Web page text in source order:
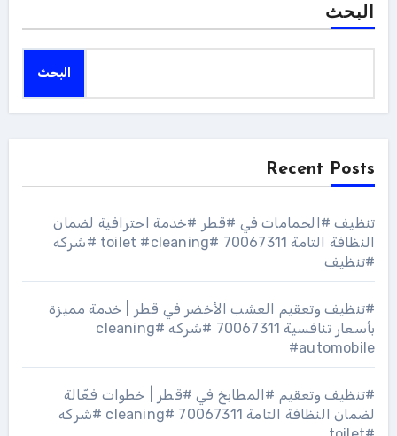
البحث
البحث
Recent Posts
تنظيف #الحمامات في #قطر #خدمة احترافية لضمان
النظافة التامة 70067311 #toilet #cleaning #شركه
#تنظيف
#تنظيف وتعقيم العشب الأخضر في قطر | خدمة مميزة
بأسعار تنافسية 70067311 #شركه #cleaning
#automobile
#تنظيف وتعقيم #المطابخ في #قطر | خطوات فعّالة
لضمان النظافة التامة 70067311 #cleaning #شركه